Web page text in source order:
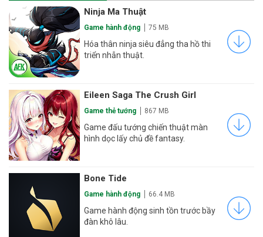
Ninja Ma Thuật
Game hành động 75 MB
Hóa thân ninja siêu đẳng tha hồ thi
triển nhẫn thuật.
Eileen Saga The Crush Girl
Game thẻ tướng 867 MB
Game đấu tướng chiến thuật màn
hình dọc lấy chủ đề fantasy.
Bone Tide
Game hành động 66.4 MB
Game hành động sinh tồn trước bầy
đàn khô lâu.